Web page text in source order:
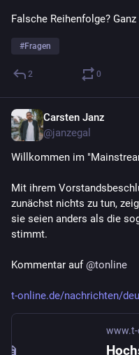
Falsche Reihenfolge?
#Fragen
2 0
Carsten Janz
@janzegal
Willkommen im
Mit ihrem
zunächst nichts zu tun,
sie seien anders als die
stimmt.
Kommentar auf @tonline
t-online.de/nachrichten/
www.t-